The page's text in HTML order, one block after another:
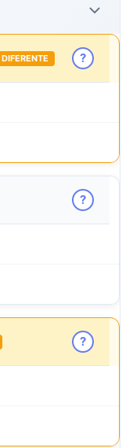
DIFERENTE ?
?
?